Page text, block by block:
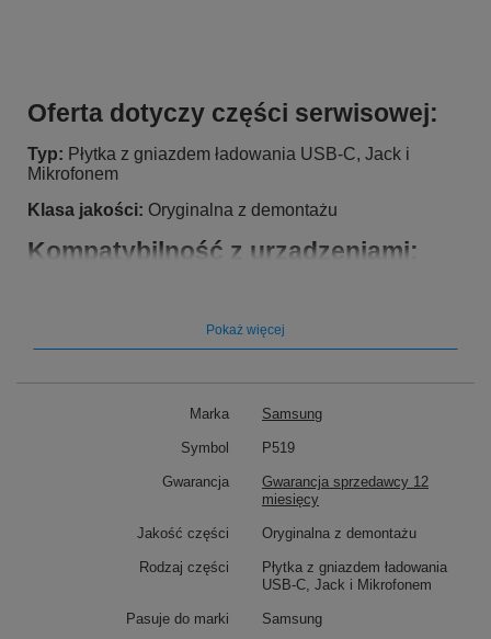
Oferta dotyczy części serwisowej:
Typ: Płytka z gniazdem ładowania USB-C, Jack i
Mikrofonem
Klasa jakości: Oryginalna z demontażu
Kompatybilność z urządzeniami:
: Samsung A32 A32 4G SM-A325F
SM-A325M
Pokaż więcej
Marka Samsung
Symbol P519
Gwarancja
Gwarancja sprzedawcy 12
miesięcy
Jakość części Oryginalna z demontażu
Rodzaj części
Płytka z gniazdem ładowania
USB-C, Jack i Mikrofonem
Pasuje do marki Samsung